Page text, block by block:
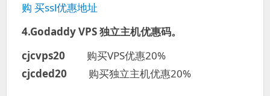
购 买ssl优惠地址
4.Godaddy VPS 独立主机优惠码。
cjcvps20 购买VPS优惠20%
cjcded20
购买独立主机优惠20%